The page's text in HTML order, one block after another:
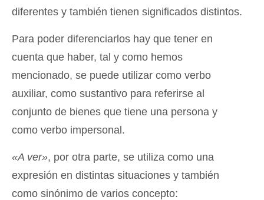
diferentes y también tienen significados distintos.
Para poder diferenciarlos hay que tener en
cuenta que haber, tal y como hemos
mencionado, se puede utilizar como verbo
auxiliar, como sustantivo para referirse al
conjunto de bienes que tiene una persona y
como verbo impersonal.
«A ver», por otra parte, se utiliza como una
expresión en distintas situaciones y también
como sinónimo de varios concepto: